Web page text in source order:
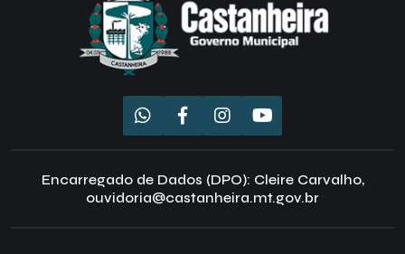
Encarregado de Dados (DPO): Cleire Carvalho,
ouvidoria@castanheira.mt.gov.br